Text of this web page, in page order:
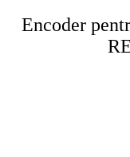
Encoder